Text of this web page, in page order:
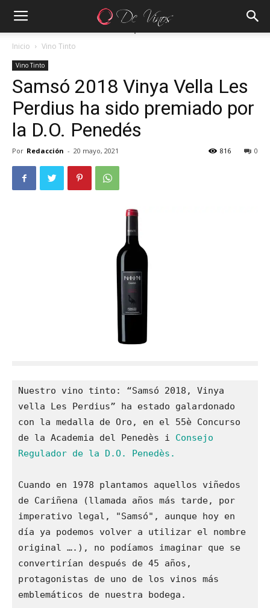
Inicio Vino Tinto
Vino Tinto
Samsó 2018 Vinya Vella Les
Perdius ha sido premiado por
la D.O. Penedés
Por Redacción - 20 mayo, 2021 0
816
Nuestro vino tinto: “Samsó 2018, Vinya
vella Les Perdius” ha estado galardonado
con la medalla de Oro, en el 55è Concurso
de la Academia del Penedès i Consejo
Cuando en 1978 plantamos aquellos viñedos
de Cariñena (llamada años más tarde, por
imperativo legal, "Samsó", aunque hoy en
día ya podemos volver a utilizar el nombre
original ….), no podíamos imaginar que se
convertirían después de 45 años,
protagonistas de uno de los vinos más
emblemáticos de nuestra bodega.